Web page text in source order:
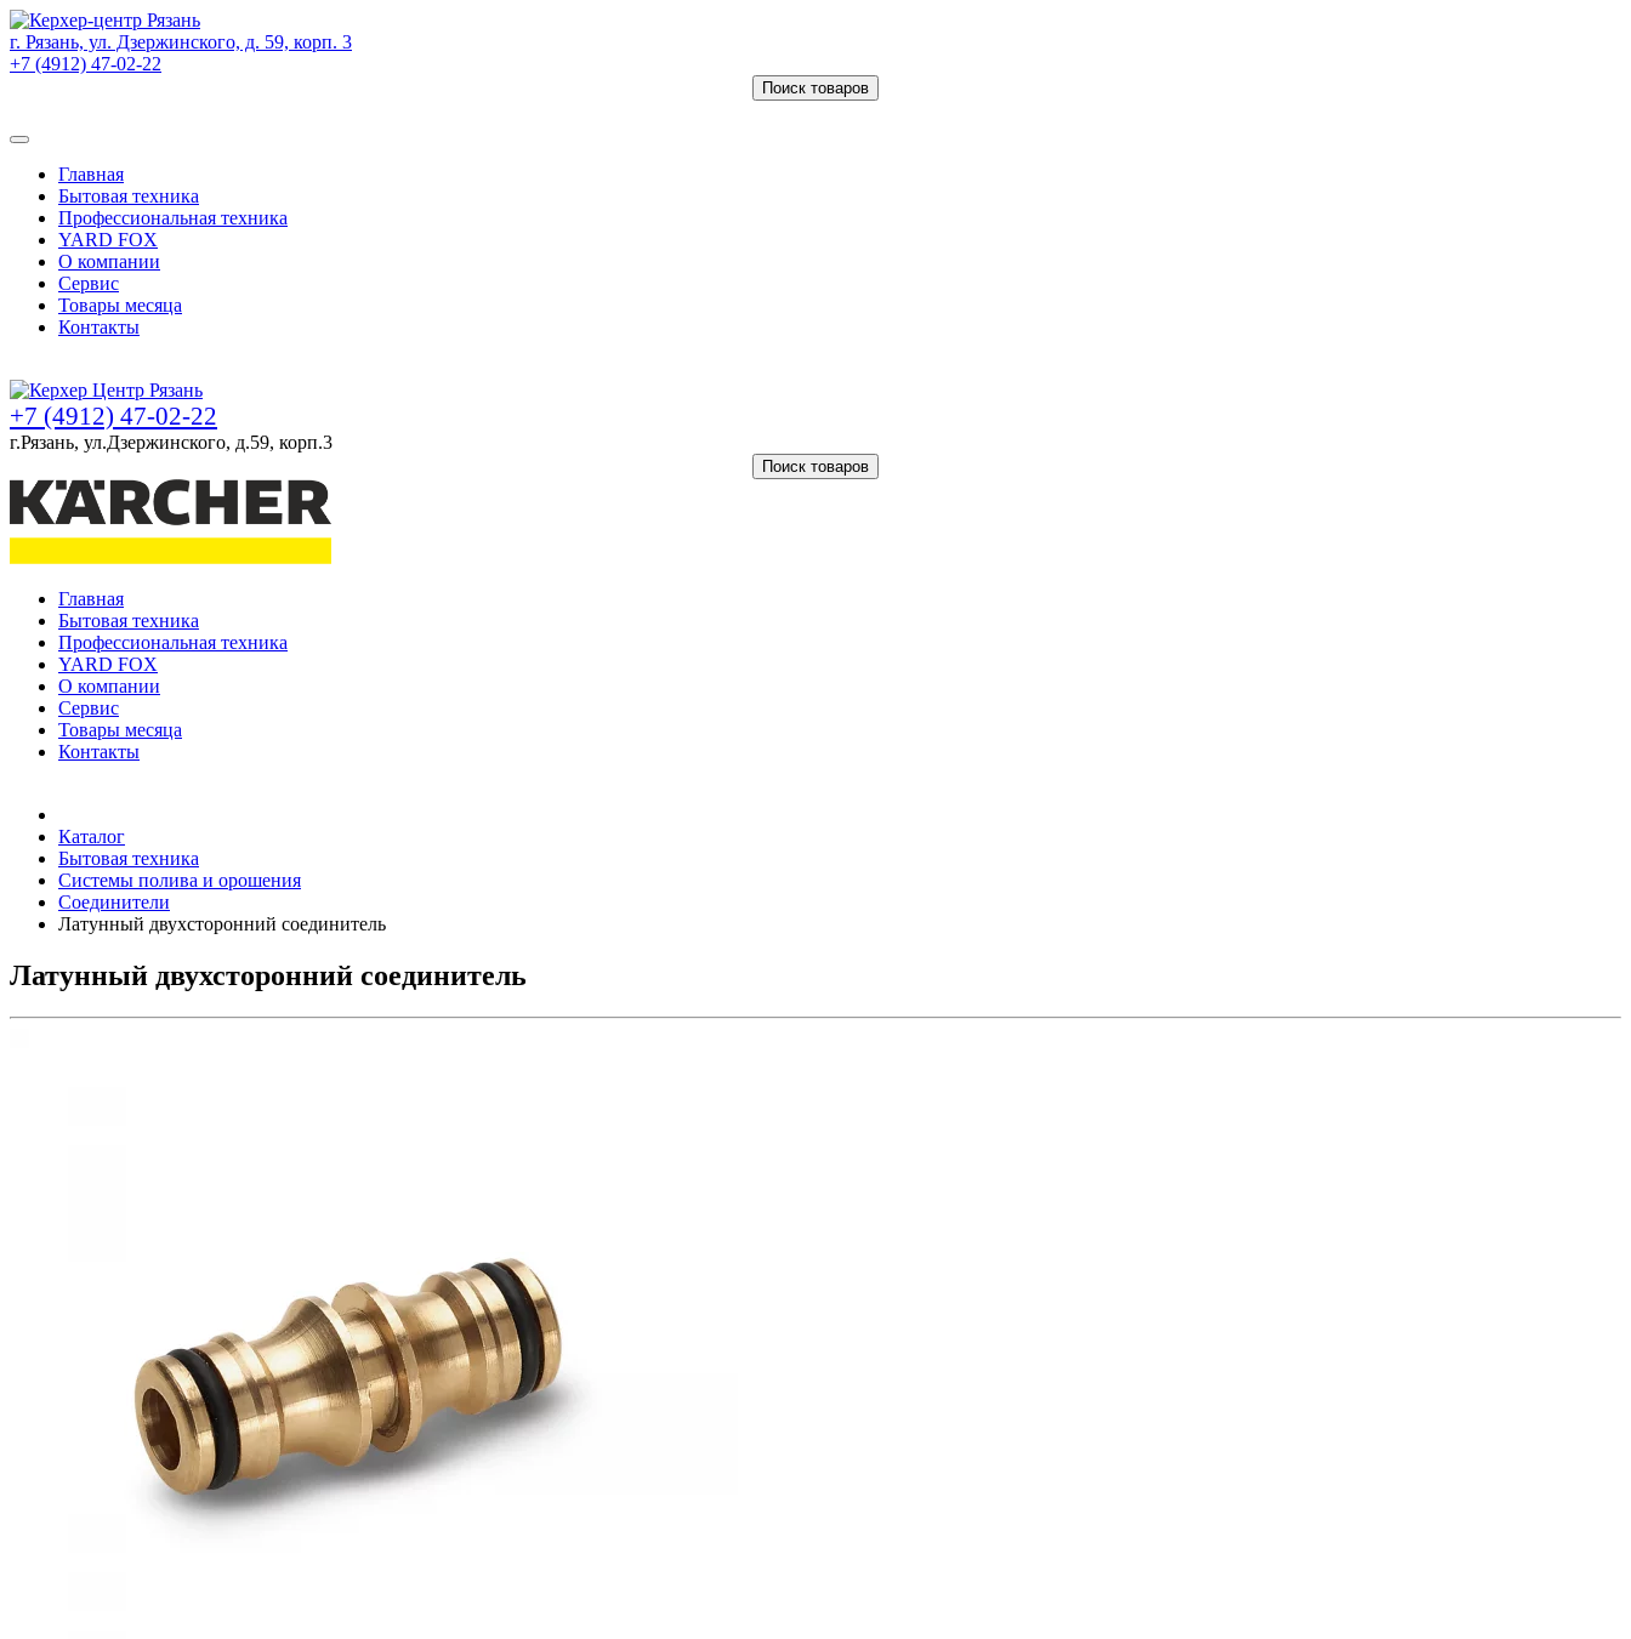
г. Рязань, ул. Дзержинского, д. 59, корп. 3
+7 (4912) 47-02-22
Поиск товаров
Главная
Бытовая техника
Профессиональная техника
YARD FOX
О компании
Сервис
Товары месяца
Контакты
+7 (4912) 47-02-22
г.Рязань, ул.Дзержинского, д.59, корп.3
Поиск товаров
Главная
Бытовая техника
Профессиональная техника
YARD FOX
О компании
Сервис
Товары месяца
Контакты
Каталог
Бытовая техника
Системы полива и орошения
Соединители
Латунный двухсторонний соединитель
Латунный двухсторонний соединитель